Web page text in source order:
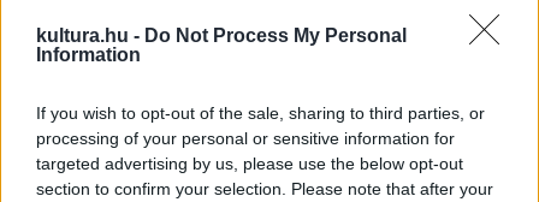
kultura.hu - Do Not Process My Personal
Information
If you wish to opt-out of the sale, sharing to third parties, or
processing of your personal or sensitive information for
targeted advertising by us, please use the below opt-out
section to confirm your selection. Please note that after your
Múzeum grafikai gyűjteményének online katalógusában. A
most elkészült újabb fejezet, a17. századi itáliai grafikák
metszeteket bemutató fejezet bővült a 17. századi olasz
sokszorosított grafikákkal. A katalógus a művek lehető
legteljesebb, szakirodalommal és rövid kommentárokkal